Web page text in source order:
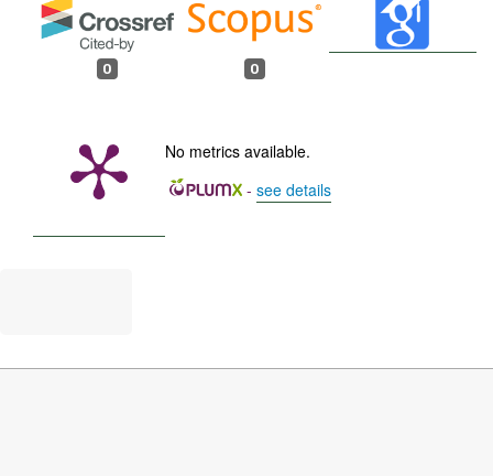
0 0
No metrics available.
- see details